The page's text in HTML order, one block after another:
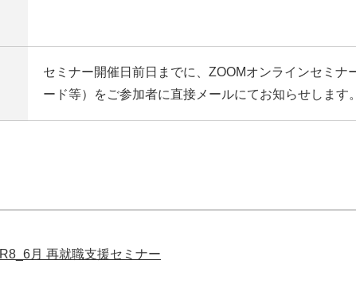
セミナー開催日前日までに、ZOOMオンラインセミナ
ード等）をご参加者に直接メールにてお知らせします
R8_6月 再就職支援セミナー